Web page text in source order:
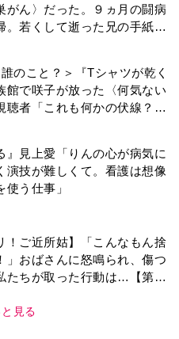
がん〉だった。９ヵ月の闘病
。若くして逝った兄の手紙を
のこと？＞『Tシャツが乾く
館で咲子が放った〈何気ない
聴者「これも何かの伏線？」
』見上愛「りんの心が病気に
演技が難しくて。看護は想像
使う仕事」
！ご近所姑】「こんなもん捨
」おばさんに怒鳴られ、傷つ
たちが取った行動は…【第3
見る